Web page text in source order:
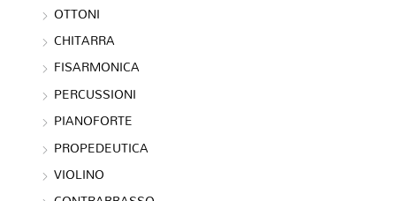
OTTONI
CHITARRA
FISARMONICA
PERCUSSIONI
PIANOFORTE
PROPEDEUTICA
VIOLINO